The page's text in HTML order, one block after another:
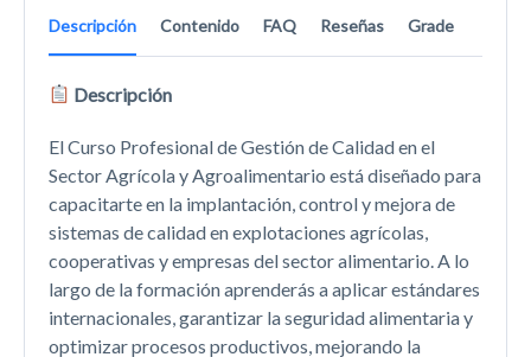
Descripción Contenido FAQ Reseñas Grade
Descripción
El Curso Profesional de Gestión de Calidad en el
Sector Agrícola y Agroalimentario está diseñado para
capacitarte en la implantación, control y mejora de
sistemas de calidad en explotaciones agrícolas,
cooperativas y empresas del sector alimentario. A lo
largo de la formación aprenderás a aplicar estándares
internacionales, garantizar la seguridad alimentaria y
optimizar procesos productivos, mejorando la